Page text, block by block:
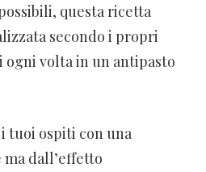
questa ricetta
secondo i propri
ogni volta in un antipasto
tuoi ospiti con una
dall’effetto